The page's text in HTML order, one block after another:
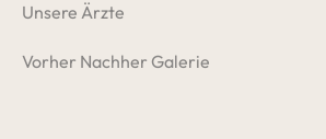
Unsere Ärzte
Vorher Nachher Galerie